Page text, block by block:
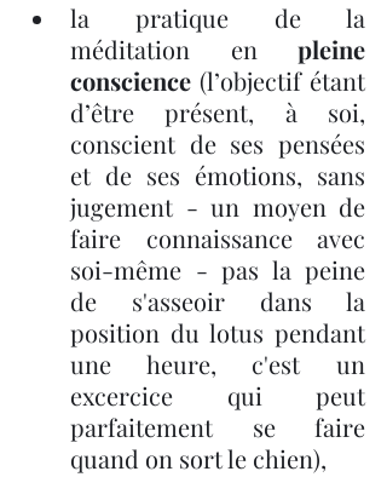
la pratique de la
méditation en pleine
conscience (l’objectif étant
d’être présent, à soi,
conscient de ses pensées
et de ses émotions, sans
jugement - un moyen de
faire connaissance avec
soi-même - pas la peine
de s'asseoir dans la
position du lotus pendant
une heure, c'est un
excercice qui peut
parfaitement se faire
quand on sort le chien),